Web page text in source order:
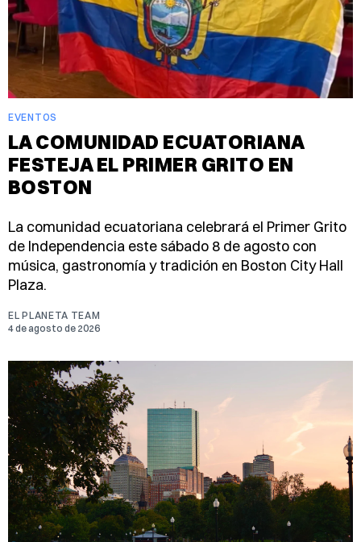
EVENTOS
LA COMUNIDAD ECUATORIANA
FESTEJA EL PRIMER GRITO EN
BOSTON
La comunidad ecuatoriana celebrará el Primer Grito
de Independencia este sábado 8 de agosto con
música, gastronomía y tradición en Boston City Hall
Plaza.
EL PLANETA TEAM
4 de agosto de 2026